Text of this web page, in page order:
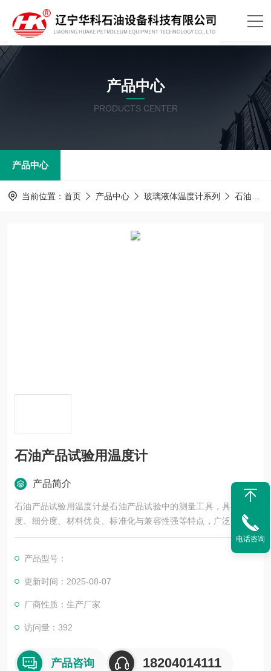
产品中心
PRODUCTS CENTER
产品中心
当前位置： 首页 产品中心 玻璃液体温度计系列 石油产品试验用温度计
石油产品试验用温度计
产品简介
石油产品试验用温度计是石油产品试验中的测量工具，具有高精
度、细分度、材料优良、标准化与兼容性强等特点，广泛应用于
石油产品的闪点、黏度、凝点等关键参数的测定。
产品型号：
更新时间：2025-08-07
厂商性质：生产厂家
访问量：392
产品咨询 18204014111
电话咨询